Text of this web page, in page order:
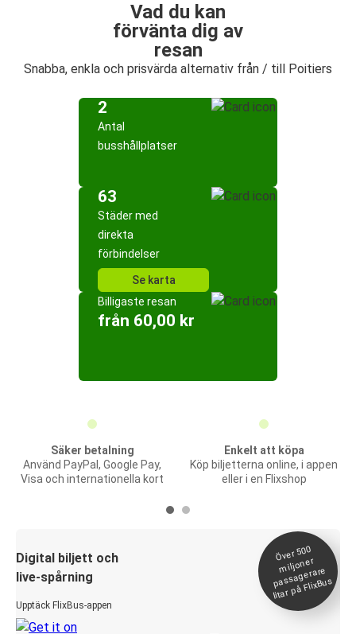
Vad du kan
förvänta dig av
resan
Snabba, enkla och prisvärda alternativ från / till Poitiers
2
Antal
busshållplatser
63
Städer med
direkta
förbindelser
Se karta
Billigaste resan
från 60,00 kr
Säker betalning
Använd PayPal, Google Pay,
Visa och internationella kort
Enkelt att köpa
Köp biljetterna online, i appen
eller i en Flixshop
Digital biljett och
live-spårning
Upptäck FlixBus-appen
Över 500
miljoner
passagerare
litar på FlixBus